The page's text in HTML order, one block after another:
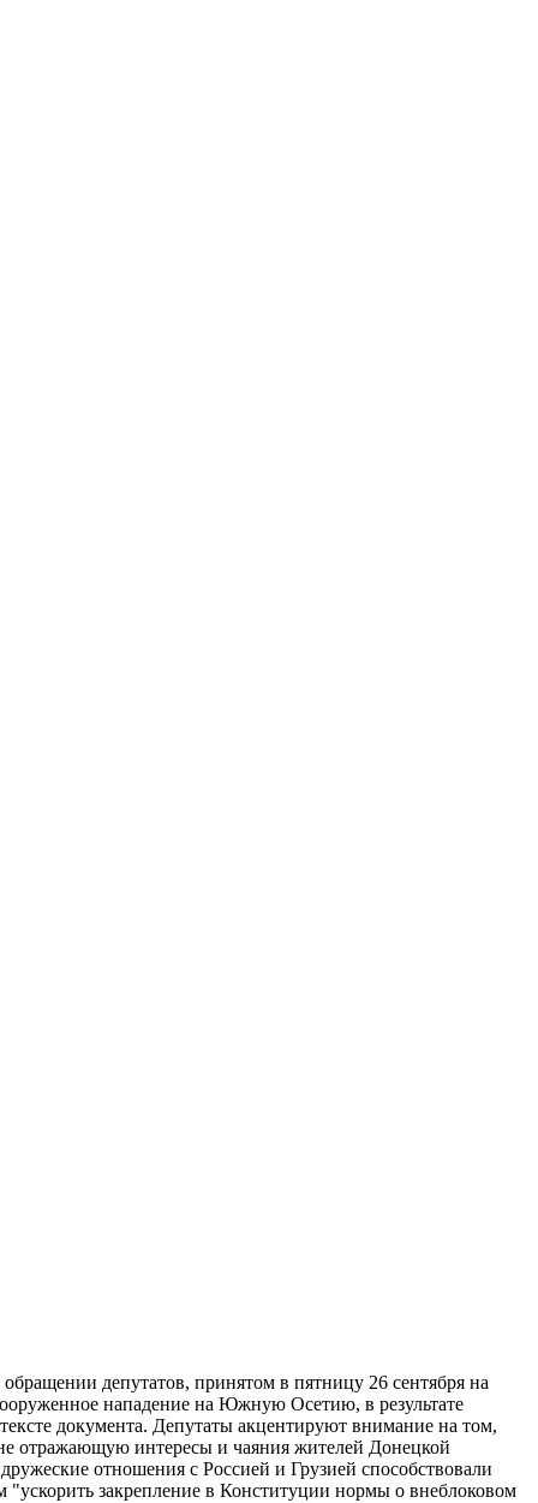
депутатов, принятом в пятницу 26 сентября на
нападение на Южную Осетию, в результате
документа. Депутаты акцентируют внимание на том,
отражающую интересы и чаяния жителей Донецкой
отношения с Россией и Грузией способствовали
закрепление в Конституции нормы о внеблоковом